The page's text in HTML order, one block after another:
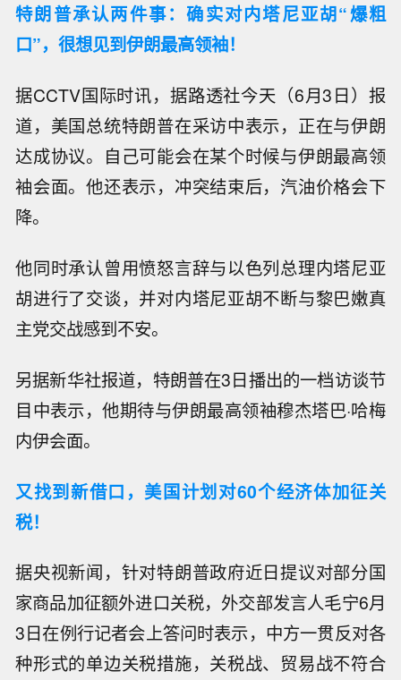
特朗普承认两件事：确实对内塔尼亚胡“爆粗
口”，很想见到伊朗最高领袖！
据CCTV国际时讯，据路透社今天（6月3日）报
道，美国总统特朗普在采访中表示，正在与伊朗
达成协议。自己可能会在某个时候与伊朗最高领
袖会面。他还表示，冲突结束后，汽油价格会下
降。
他同时承认曾用愤怒言辞与以色列总理内塔尼亚
胡进行了交谈，并对内塔尼亚胡不断与黎巴嫩真
主党交战感到不安。
另据新华社报道，特朗普在3日播出的一档访谈节
目中表示，他期待与伊朗最高领袖穆杰塔巴·哈梅
内伊会面。
又找到新借口，美国计划对60个经济体加征关
税！
据央视新闻，针对特朗普政府近日提议对部分国
家商品加征额外进口关税，外交部发言人毛宁6月
3日在例行记者会上答问时表示，中方一贯反对各
种形式的单边关税措施，关税战、贸易战不符合